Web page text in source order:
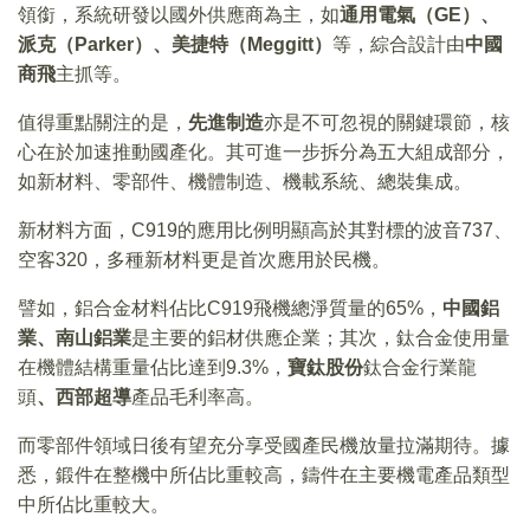
領銜，系統研發以國外供應商為主，如通用電氣（GE）、
派克（Parker）、美捷特（Meggitt） 等，綜合設計由中國
商飛主抓等。
值得重點關注的是， 先進制造亦是不可忽視的關鍵環節，核
心在於加速推動國產化。其可進一步拆分為五大組成部分，
如新材料、零部件、機體制造、機載系統、總裝集成。
新材料方面，C919的應用比例明顯高於其對標的波音737、
空客320，多種新材料更是首次應用於民機。
譬如，鋁合金材料佔比C919飛機總淨質量的65%， 中國鋁
業、南山鋁業是主要的鋁材供應企業；其次，鈦合金使用量
在機體結構重量佔比達到9.3%， 寶鈦股份鈦合金行業龍
頭、西部超導產品毛利率高。
而零部件領域日後有望充分享受國產民機放量拉滿期待。據
悉，鍛件在整機中所佔比重較高，鑄件在主要機電產品類型
中所佔比重較大。